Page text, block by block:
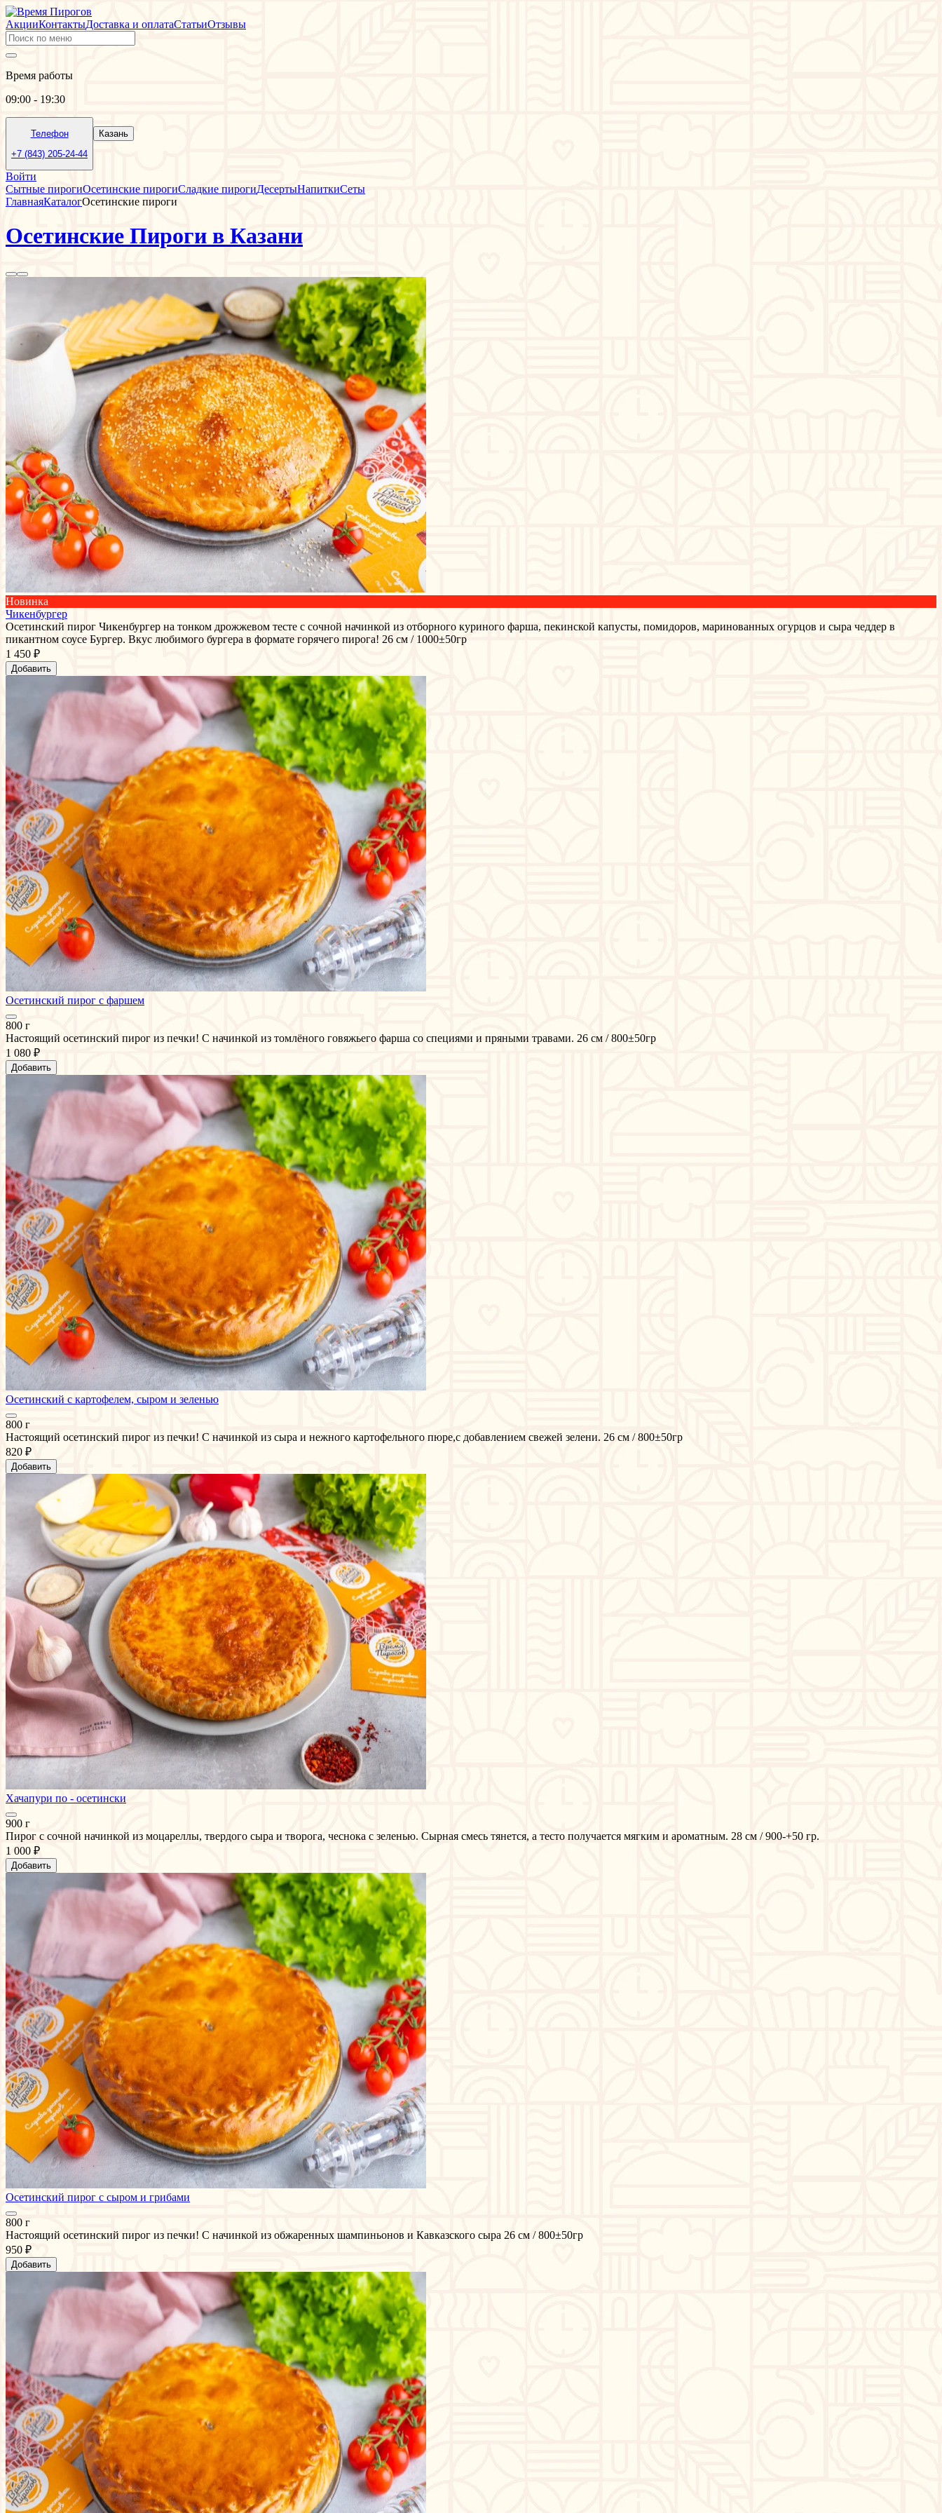
АкцииКонтактыДоставка и оплатаСтатьиОтзывы
Время работы
09:00 - 19:30
Телефон
+7 (843) 205-24-44
Казань
Войти
Сытные пирогиОсетинские пирогиСладкие пирогиДесертыНапиткиСеты
ГлавнаяКаталогОсетинские пироги
Осетинские Пироги в Казани
Новинка
Чикенбургер
Осетинский пирог Чикенбургер на тонком дрожжевом тесте с сочной начинкой из отборного куриного фарша, пекинской капусты, помидоров, маринованных огурцов и сыра чеддер в
пикантном соусе Бургер. Вкус любимого бургера в формате горячего пирога! 26 см / 1000±50гр
1 450 ₽
Добавить
Осетинский пирог с фаршем
800 г
Настоящий осетинский пирог из печки! С начинкой из томлёного говяжьего фарша со специями и пряными травами. 26 см / 800±50гр
1 080 ₽
Добавить
Осетинский с картофелем, сыром и зеленью
800 г
Настоящий осетинский пирог из печки! С начинкой из сыра и нежного картофельного пюре,с добавлением свежей зелени. 26 см / 800±50гр
820 ₽
Добавить
Хачапури по - осетински
900 г
Пирог с сочной начинкой из моцареллы, твердого сыра и творога, чеснока с зеленью. Сырная смесь тянется, а тесто получается мягким и ароматным. 28 см / 900-+50 гр.
1 000 ₽
Добавить
Осетинский пирог с сыром и грибами
800 г
Настоящий осетинский пирог из печки! С начинкой из обжаренных шампиньонов и Кавказского сыра 26 см / 800±50гр
950 ₽
Добавить